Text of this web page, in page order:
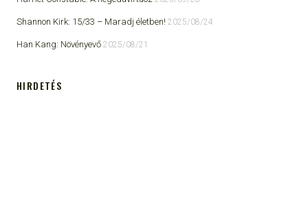
Shannon Kirk: 15/33 ​– Maradj életben! 2025/08/24
Han Kang: Növényevő 2025/08/21
HIRDETÉS